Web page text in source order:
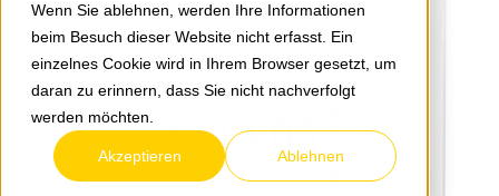
Wenn Sie ablehnen, werden Ihre Informationen
beim Besuch dieser Website nicht erfasst. Ein
einzelnes Cookie wird in Ihrem Browser gesetzt, um
daran zu erinnern, dass Sie nicht nachverfolgt
werden möchten.
Akzeptieren Ablehnen